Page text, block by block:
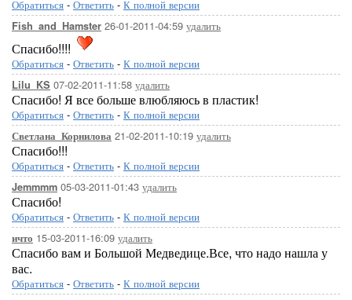
Обратиться - Ответить - К полной версии
Fish_and_Hamster 26-01-2011-04:59 удалить
Спасибо!!!!
Обратиться - Ответить - К полной версии
Lilu_KS 07-02-2011-11:58 удалить
Спасибо! Я все больше влюбляюсь в пластик!
Обратиться - Ответить - К полной версии
Светлана_Корнилова 21-02-2011-10:19 удалить
Спасибо!!!
Обратиться - Ответить - К полной версии
Jemmmm 05-03-2011-01:43 удалить
Спасибо!
Обратиться - Ответить - К полной версии
ичто 15-03-2011-16:09 удалить
Спасибо вам и Большой Медведице.Все, что надо нашла у
вас.
Обратиться - Ответить - К полной версии